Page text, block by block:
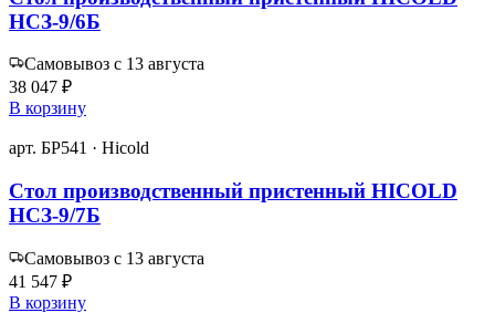
НСЗ-9/6Б
Самовывоз с 13 августа
38 047 ₽
В корзину
арт. БР541 · Hicold
Стол производственный пристенный HICOLD
НСЗ-9/7Б
Самовывоз с 13 августа
41 547 ₽
В корзину